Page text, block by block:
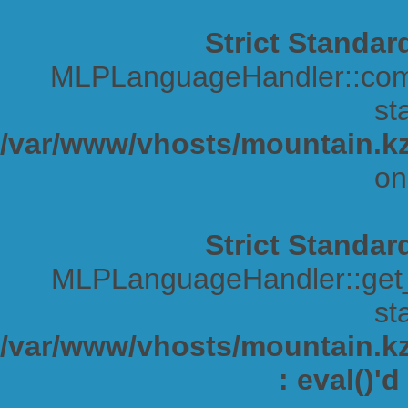
Strict
/var/www/vhosts/
Strict
/var/www/vhosts/
: